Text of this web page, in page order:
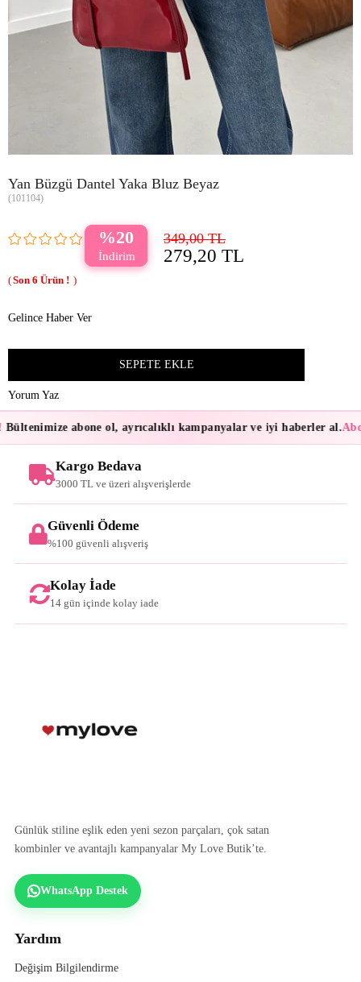
Yan Büzgü Dantel Yaka Bluz Beyaz
(101104)
20 349,00 TL
279,20 TL
6
Gelince Haber Ver
Yorum Yaz
Bültenimize abone ol, ayrıcalıklı kampanyalar ve iyi haberler al.
Kargo Bedava
3000 TL ve üzeri alışverişlerde
Güvenli Ödeme
%100 güvenli alışveriş
Kolay İade
14 gün içinde kolay iade
Günlük stiline eşlik eden yeni sezon parçaları, çok satan
kombinler ve avantajlı kampanyalar My Love Butik’te.
WhatsApp Destek
Yardım
Değişim Bilgilendirme